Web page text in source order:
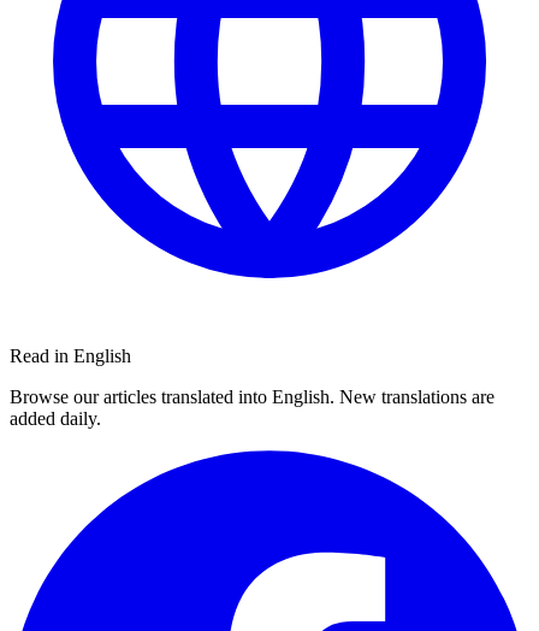
Read in English
Browse our articles translated into English. New translations are
added daily.